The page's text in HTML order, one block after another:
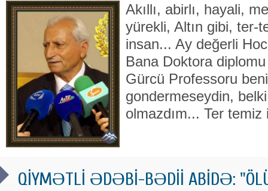
Akıllı, abirlı, hayali,
yürekli, Altın gibi, ter-
insan... Ay değerli
Bana Doktora
Gürcü Professoru
gondermeseydin,
olmazdım... Ter
QİYMƏTLİ ƏDƏBİ-BƏDİİ ABİDƏ: